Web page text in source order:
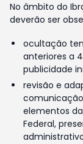
No âmbito do
deverão ser
ocultação
anteriores a
publicidade
revisão e
elementos
Federal,